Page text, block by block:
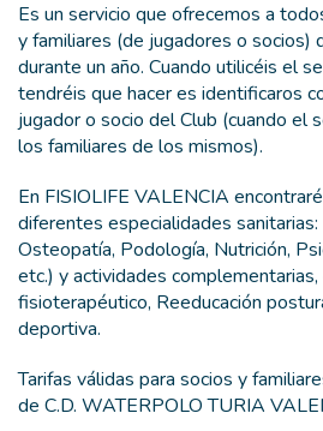
Es un servicio que ofrecemos a
y familiares (de jugadores o socios)
durante un año. Cuando utilicéis el
tendréis que hacer es identificaros
jugador o socio del Club (cuando el
los familiares de los mismos).
En FISIOLIFE VALENCIA
diferentes especialidades sanitarias:
Osteopatía, Podología, Nutrición,
etc.) y actividades
fisioterapéutico, Reeducación
deportiva.
Tarifas válidas para socios y
de C.D. WATERPOLO TURIA